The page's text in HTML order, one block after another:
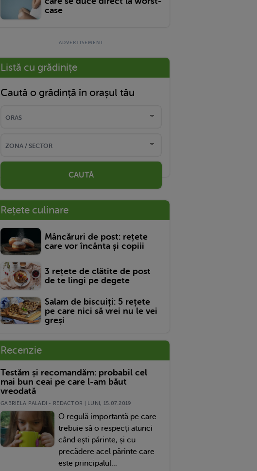
case
Listă cu grădinițe
Caută o grădință în orașul tău
CAUTĂ
Rețete culinare
Mâncăruri de post: rețete
care vor încânta și copiii
3 rețete de clătite de post
de te lingi pe degete
Salam de biscuiți: 5 rețete
pe care nici să vrei nu le vei
greși
Recenzie
Testăm și recomandăm: probabil cel
mai bun ceai pe care l-am băut
vreodată
GABRIELA PALADI - REDACTOR | LUNI, 15.07.2019
O regulă importantă pe care
trebuie să o respecți atunci
când ești părinte, și cu
precădere acel părinte care
este principalul...